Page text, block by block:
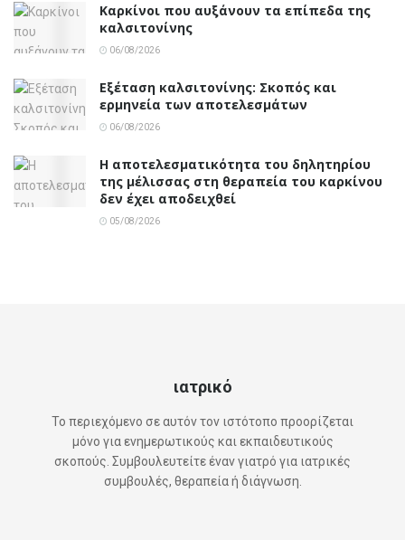
Καρκίνοι που αυξάνουν τα επίπεδα της
καλσιτονίνης
06/08/2026
Εξέταση καλσιτονίνης: Σκοπός και
ερμηνεία των αποτελεσμάτων
06/08/2026
Η αποτελεσματικότητα του δηλητηρίου
της μέλισσας στη θεραπεία του καρκίνου
δεν έχει αποδειχθεί
05/08/2026
ιατρικό
Το περιεχόμενο σε αυτόν τον ιστότοπο προορίζεται
μόνο για ενημερωτικούς και εκπαιδευτικούς
σκοπούς. Συμβουλευτείτε έναν γιατρό για ιατρικές
συμβουλές, θεραπεία ή διάγνωση.